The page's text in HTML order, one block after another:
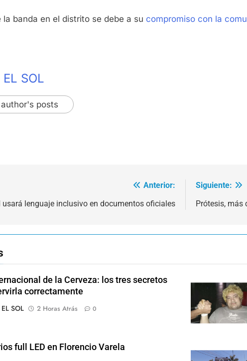
banda en el distrito se debe a su compromiso con la
SOL
author's posts
Anterior:
usará lenguaje inclusivo en documentos oficiales
Siguiente:
Prótesis, más
de la Cerveza: los tres secretos
correctamente
SOL
2 Horas Atrás 0
full LED en Florencio Varela